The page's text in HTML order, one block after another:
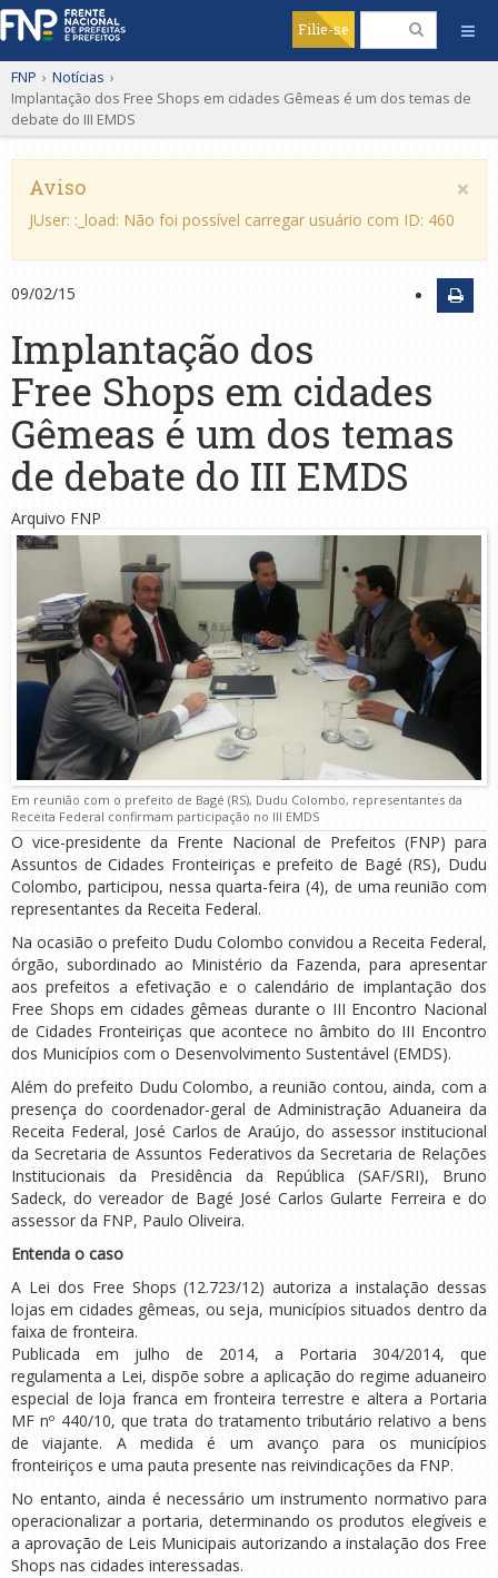
Filie-se
FNP › Notícias ›
Implantação dos Free Shops em cidades Gêmeas é um dos temas de
debate do III EMDS
×
Aviso
JUser: :_load: Não foi possível carregar usuário com ID: 460
09/02/15
Implantação dos
Free Shops em cidades
Gêmeas é um dos temas
de debate do III EMDS
Arquivo FNP
Em reunião com o prefeito de Bagé (RS), Dudu Colombo, representantes da
Receita Federal confirmam participação no III EMDS
O vice-presidente da Frente Nacional de Prefeitos (FNP) para
Assuntos de Cidades Fronteiriças e prefeito de Bagé (RS), Dudu
Colombo, participou, nessa quarta-feira (4), de uma reunião com
representantes da Receita Federal.
Na ocasião o prefeito Dudu Colombo convidou a Receita Federal,
órgão, subordinado ao Ministério da Fazenda, para apresentar
aos prefeitos a efetivação e o calendário de implantação dos
Free Shops em cidades gêmeas durante o III Encontro Nacional
de Cidades Fronteiriças que acontece no âmbito do III Encontro
dos Municípios com o Desenvolvimento Sustentável (EMDS).
Além do prefeito Dudu Colombo, a reunião contou, ainda, com a
presença do coordenador-geral de Administração Aduaneira da
Receita Federal, José Carlos de Araújo, do assessor institucional
da Secretaria de Assuntos Federativos da Secretaria de Relações
Institucionais da Presidência da República (SAF/SRI), Bruno
Sadeck, do vereador de Bagé José Carlos Gularte Ferreira e do
assessor da FNP, Paulo Oliveira.
Entenda o caso
A Lei dos Free Shops (12.723/12) autoriza a instalação dessas
lojas em cidades gêmeas, ou seja, municípios situados dentro da
faixa de fronteira.
Publicada em julho de 2014, a Portaria 304/2014, que
regulamenta a Lei, dispõe sobre a aplicação do regime aduaneiro
especial de loja franca em fronteira terrestre e altera a Portaria
MF nº 440/10, que trata do tratamento tributário relativo a bens
de viajante. A medida é um avanço para os municípios
fronteiriços e uma pauta presente nas reivindicações da FNP.
No entanto, ainda é necessário um instrumento normativo para
operacionalizar a portaria, determinando os produtos elegíveis e
a aprovação de Leis Municipais autorizando a instalação dos Free
Shops nas cidades interessadas.